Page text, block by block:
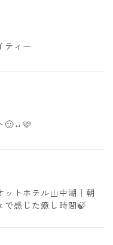
ティー
🙂‍↔️🩷
ットホテル山中湖｜朝
で感じた癒し時間🍃